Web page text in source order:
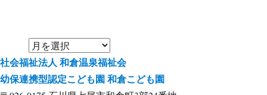
ン
社会福祉法人 和倉温泉福祉会
幼保連携型認定こども園和倉こども園